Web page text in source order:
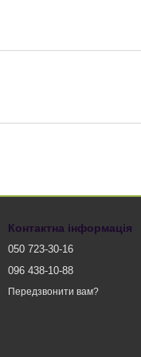
Контактна інформація
050 723-30-16
096 438-10-88
Передзвонити вам?